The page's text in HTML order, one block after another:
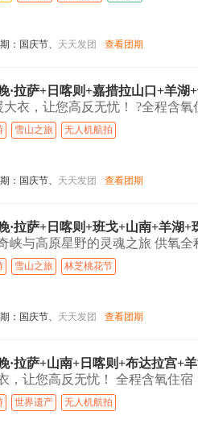
： 国庆节、 天天发团 查看团期
·拉萨+日喀则+嘉措拉山口+羊
大衣，让您高反无忧！ ?全程含
雪山之旅 无人机航拍
： 国庆节、 天天发团 查看团期
·拉萨+日喀则+班戈+山南+羊湖
峡与高原星野的灵魂之旅 供氧
，奇峡神山缀天...>
雪山之旅 林芝桃花节
： 国庆节、 天天发团 查看团期
·拉萨+山南+日喀则+布达拉宫+
，让您高反无忧！ 全程含氧住
世界遗产 无人机航拍